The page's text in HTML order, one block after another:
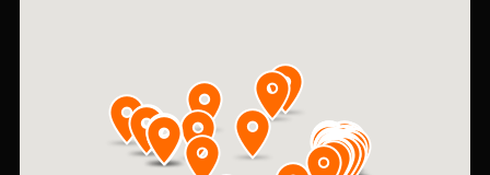
Xidmət şəbəkəsi
Bank haqqında